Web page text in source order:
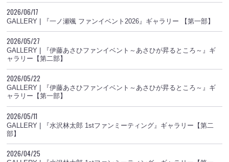
2026/06/17
GALLERY | 『一ノ瀬颯 ファンイベント2026』ギャラリー 【第一部】
2026/05/27
GALLERY | 『伊藤あさひファンイベント～あさひが昇るところ～』ギ
ャラリー【第二部】
2026/05/22
GALLERY | 『伊藤あさひファンイベント～あさひが昇るところ～』ギ
ャラリー【第一部】
2026/05/11
GALLERY | 『水沢林太郎 1stファンミーティング』ギャラリー【第二
部】
2026/04/25